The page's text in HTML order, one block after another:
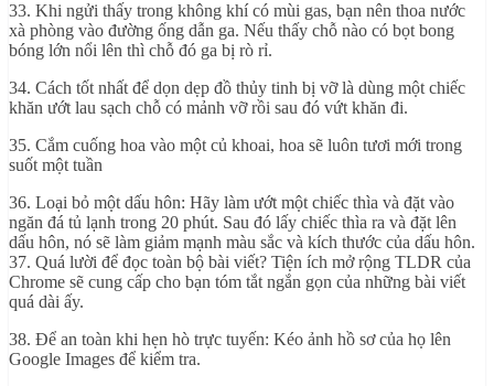
33. Khi ngửi thấy trong không khí có mùi gas, bạn nên thoa nước
xà phòng vào đường ống dẫn ga. Nếu thấy chỗ nào có bọt bong
bóng lớn nổi lên thì chỗ đó ga bị rò rỉ.
34. Cách tốt nhất để dọn dẹp đồ thủy tinh bị vỡ là dùng một chiếc
khăn ướt lau sạch chỗ có mảnh vỡ rồi sau đó vứt khăn đi.
35. Cắm cuống hoa vào một củ khoai, hoa sẽ luôn tươi mới trong
suốt một tuần
36. Loại bỏ một dấu hôn: Hãy làm ướt một chiếc thìa và đặt vào
ngăn đá tủ lạnh trong 20 phút. Sau đó lấy chiếc thìa ra và đặt lên
dấu hôn, nó sẽ làm giảm mạnh màu sắc và kích thước của dấu hôn.
37. Quá lười để đọc toàn bộ bài viết? Tiện ích mở rộng TLDR của
Chrome sẽ cung cấp cho bạn tóm tắt ngắn gọn của những bài viết
quá dài ấy.
38. Để an toàn khi hẹn hò trực tuyến: Kéo ảnh hồ sơ của họ lên
Google Images để kiểm tra.